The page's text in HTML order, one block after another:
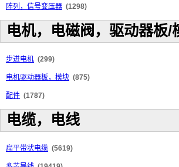
阵列，信号变压器 (1298)
电机，电磁阀，驱动器板/
步进电机 (299)
电机驱动器板，模块 (875)
配件 (1787)
电缆，电线
扁平带状电缆 (5619)